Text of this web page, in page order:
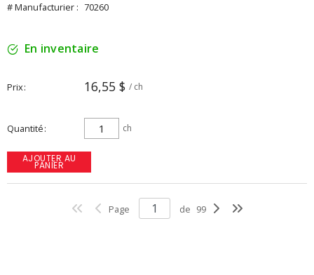
# Manufacturier : 70260
En inventaire
Prix 16,55 $ / ch
Quantité ch
AJOUTER AU
PANIER
Page de 99